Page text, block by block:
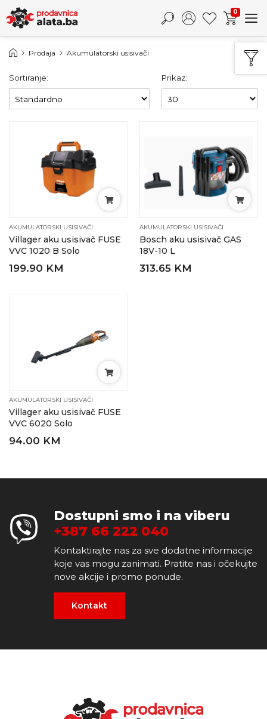
0
Prodaja Akumulatorski usisivači
Sortiranje: Prikaz:
AKUMULATORSKI USISIVAČI
Villager aku usisivač FUSE
VVC 1020 B Solo
199.90 KM
AKUMULATORSKI USISIVAČI
Bosch aku usisivač GAS
18V-10 L
313.65 KM
AKUMULATORSKI USISIVAČI
Villager aku usisivač FUSE
VVC 6020 Solo
94.00 KM
Dostupni smo i na viberu
+387 66 222 040
Kontaktirajte nas za sve dodatne informacije
koje vas mogu zanimati. Pratite nas i očekujte
nove akcije i promo ponude.
Kontakt